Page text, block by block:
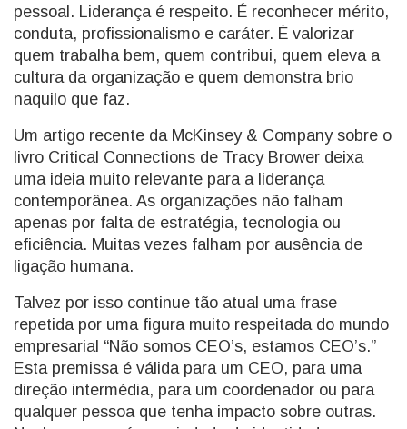
pessoal. Liderança é respeito. É reconhecer mérito,
conduta, profissionalismo e caráter. É valorizar
quem trabalha bem, quem contribui, quem eleva a
cultura da organização e quem demonstra brio
naquilo que faz.
Um artigo recente da McKinsey & Company sobre o
livro Critical Connections de Tracy Brower deixa
uma ideia muito relevante para a liderança
contemporânea. As organizações não falham
apenas por falta de estratégia, tecnologia ou
eficiência. Muitas vezes falham por ausência de
ligação humana.
Talvez por isso continue tão atual uma frase
repetida por uma figura muito respeitada do mundo
empresarial “Não somos CEO’s, estamos CEO’s.”
Esta premissa é válida para um CEO, para uma
direção intermédia, para um coordenador ou para
qualquer pessoa que tenha impacto sobre outras.